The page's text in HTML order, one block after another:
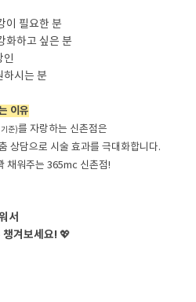
이 필요한 분
화하고 싶은 분
인
하시는 분
이유
준)를 자랑하는 신촌점은
상담으로 시술 효과를 극대화합니다.
채워주는 365mc 신촌점!
서
챙겨보세요! 💖